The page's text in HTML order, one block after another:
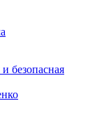
безопасная